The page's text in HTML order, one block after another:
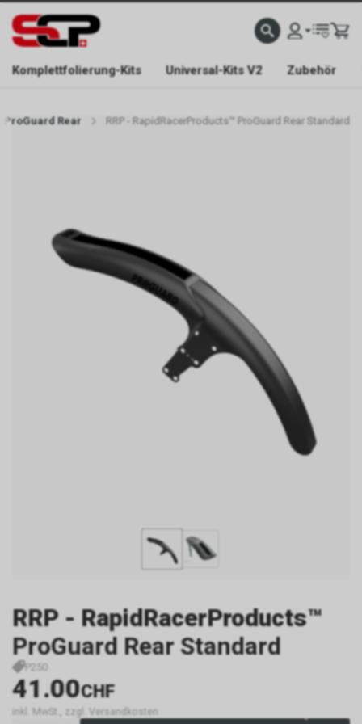
ERREICHBAR NUR WÄHREND DER ÖFFNUNGSZEITEN. GRATIS VERSAND AB
Komplettfolierung-Kits Universal-Kits V2 Zubehör
ProGuard Rear RRP - RapidRacerProducts™ ProGuard Rear Standard
RRP - RapidRacerProducts™
ProGuard Rear Standard
P250
41.00CHF
inkl. MwSt., zzgl. Versandkosten